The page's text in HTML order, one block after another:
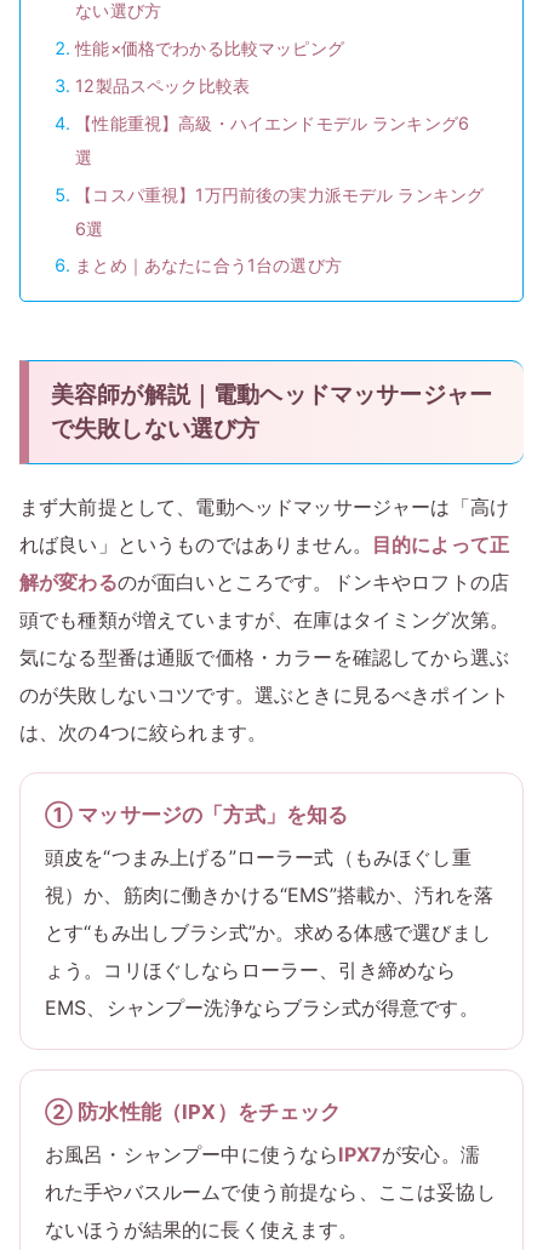
ない選び方
性能×価格でわかる比較マッピング
12製品スペック比較表
【性能重視】高級・ハイエンドモデル ランキング6
選
【コスパ重視】1万円前後の実力派モデル ランキング
6選
まとめ｜あなたに合う1台の選び方
美容師が解説｜電動ヘッドマッサージャー
で失敗しない選び方
まず大前提として、電動ヘッドマッサージャーは「高け
れば良い」というものではありません。
目的によって正
解が変わるのが面白いところです。ドンキやロフトの店
頭でも種類が増えていますが、在庫はタイミング次第。
気になる型番は通販で価格・カラーを確認してから選ぶ
のが失敗しないコツです。選ぶときに見るべきポイント
は、次の4つに絞られます。
① マッサージの「方式」を知る
頭皮を“つまみ上げる”ローラー式（もみほぐし重
視）か、筋肉に働きかける“EMS”搭載か、汚れを落
とす“もみ出しブラシ式”か。求める体感で選びまし
ょう。コリほぐしならローラー、引き締めなら
EMS、シャンプー洗浄ならブラシ式が得意です。
② 防水性能（IPX）をチェック
お風呂・シャンプー中に使うならIPX7が安心。濡
れた手やバスルームで使う前提なら、ここは妥協し
ないほうが結果的に長く使えます。